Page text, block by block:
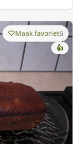
Maak favoriet6
👍